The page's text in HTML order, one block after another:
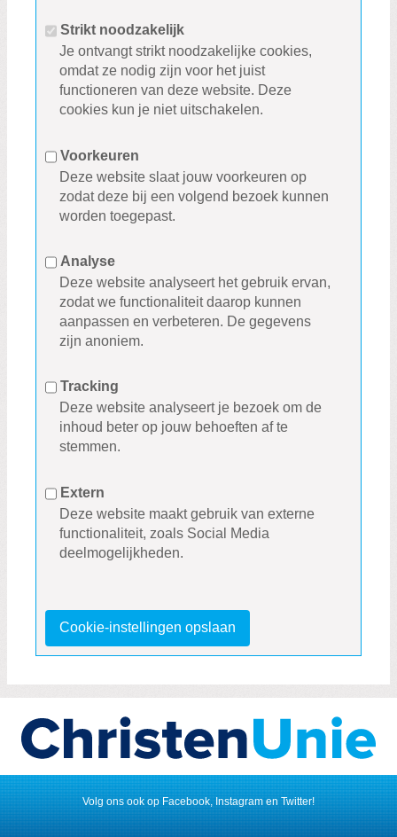
Strikt noodzakelijk
Je ontvangt strikt noodzakelijke cookies,
omdat ze nodig zijn voor het juist
functioneren van deze website. Deze
cookies kun je niet uitschakelen.
Voorkeuren
Deze website slaat jouw voorkeuren op
zodat deze bij een volgend bezoek kunnen
worden toegepast.
Analyse
Deze website analyseert het gebruik ervan,
zodat we functionaliteit daarop kunnen
aanpassen en verbeteren. De gegevens
zijn anoniem.
Tracking
Deze website analyseert je bezoek om de
inhoud beter op jouw behoeften af te
stemmen.
Extern
Deze website maakt gebruik van externe
functionaliteit, zoals Social Media
deelmogelijkheden.
Cookie-instellingen opslaan
Volg ons ook op Facebook, Instagram en Twitter!